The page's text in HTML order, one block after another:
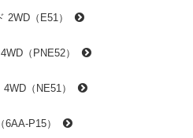
2WD（E51）
（PNE52）
（NE51）
6AA-P15）